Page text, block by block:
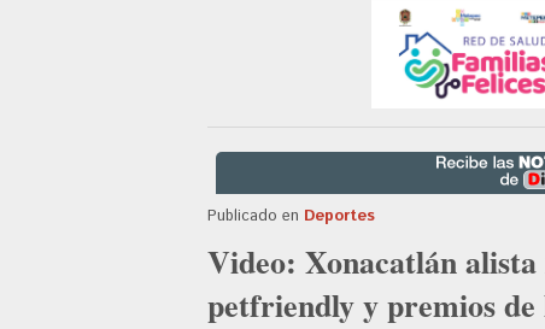
Publicado en Deportes
Video: Xonacatlán
petfriendly y premios de